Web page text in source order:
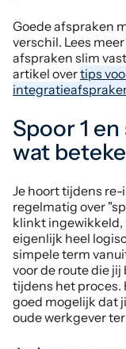
Goede afspraken
verschil. Lees
afspraken slim
artikel overtips
Spoor 1
wat
Je hoort tijdens
regelmatig over
klinkt ingewikkeld,
eigenlijk heel
simpele term
voor de route die
tijdens het proces.
goed mogelijk dat
oude werkgever